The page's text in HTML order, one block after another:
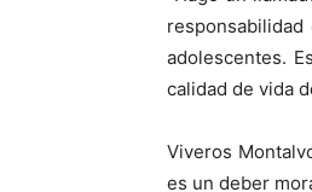
adolescentes.
calidad de vida
Viveros
es un deber